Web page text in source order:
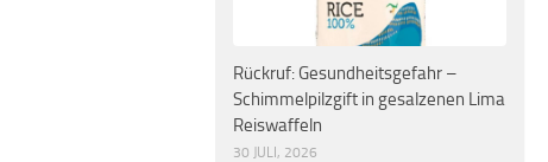
Rückruf: Gesundheitsgefahr –
Schimmelpilzgift in gesalzenen Lima
Reiswaffeln
30 JULI, 2026